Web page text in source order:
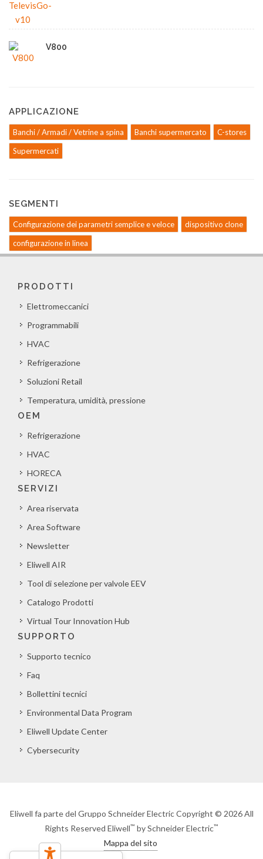
V800
APPLICAZIONE
Banchi / Armadi / Vetrine a spina Banchi supermercato
C-stores
Supermercati
SEGMENTI
Configurazione dei parametri semplice e veloce
dispositivo clone
configurazione in linea
PRODOTTI
Elettromeccanici
Programmabili
HVAC
Refrigerazione
Soluzioni Retail
Temperatura, umidità, pressione
OEM
Refrigerazione
HVAC
HORECA
SERVIZI
Area riservata
Area Software
Newsletter
Eliwell AIR
Tool di selezione per valvole EEV
Catalogo Prodotti
Virtual Tour Innovation Hub
SUPPORTO
Supporto tecnico
Faq
Bollettini tecnici
Environmental Data Program
Eliwell Update Center
Cybersecurity
Eliwell fa parte del Gruppo Schneider Electric Copyright © 2026 All
Rights Reserved Eliwell™ by Schneider Electric™
Mappa del sito